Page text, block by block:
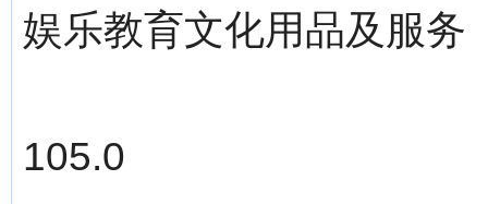
娱乐教育文化用品及服务
105.0